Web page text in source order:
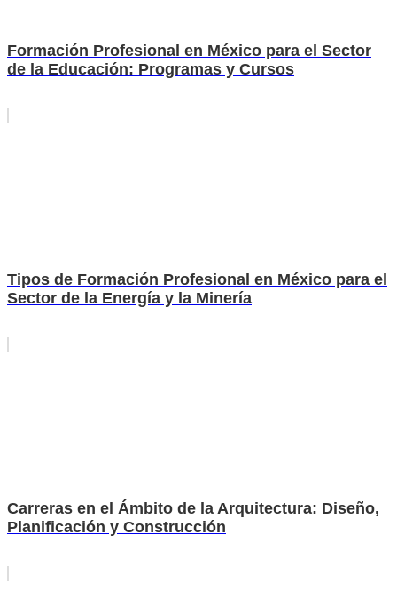
Formación Profesional en México para el Sector
de la Educación: Programas y Cursos
Tipos de Formación Profesional en México para el
Sector de la Energía y la Minería
Carreras en el Ámbito de la Arquitectura: Diseño,
Planificación y Construcción